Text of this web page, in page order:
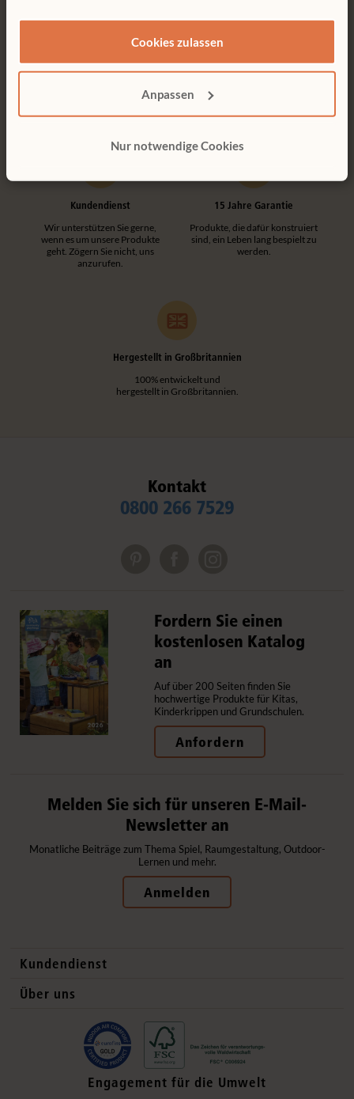
Cookies zulassen
Anpassen
Nur notwendige Cookies
Kostenlose Lieferung innerhalb
Kundenfreundliche
Montage einfach und
Kundendienst
Wir unterstützen Sie gerne,
wenn es um unsere Produkte
geht. Zögern Sie nicht, uns
anzurufen.
15 Jahre Garantie
Produkte, die dafür konstruiert
sind, ein Leben lang bespielt zu
werden.
Hergestellt in Großbritannien
100% entwickelt und
hergestellt in Großbritannien.
Kontakt
0800 266 7529
Fordern Sie einen
kostenlosen Katalog
an
Auf über 200 Seiten finden Sie
hochwertige Produkte für Kitas,
Kinderkrippen und Grundschulen.
Anfordern
Melden Sie sich für unseren E-Mail-
Newsletter an
Monatliche Beiträge zum Thema Spiel, Raumgestaltung, Outdoor-
Lernen und mehr.
Anmelden
Kundendienst
Kontaktdaten
Häufig gestellte Fragen
Datenschutzerklärung
Über uns
Qualitätsprodukte
Gesund und sicher
Flexible Einrichtung
Ökologisch verantwortlich
Engagement für die Umwelt